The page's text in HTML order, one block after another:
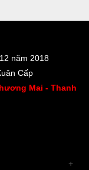
năm 2018
Cấp
Mai - Thanh
+